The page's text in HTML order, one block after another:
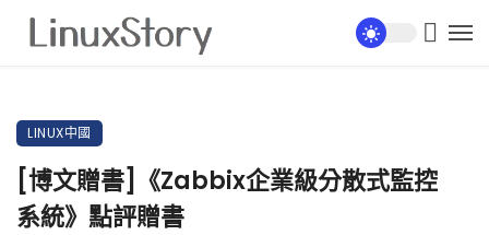
LINUX中國
[博文贈書]《Zabbix企業級分散式監控
系統》點評贈書